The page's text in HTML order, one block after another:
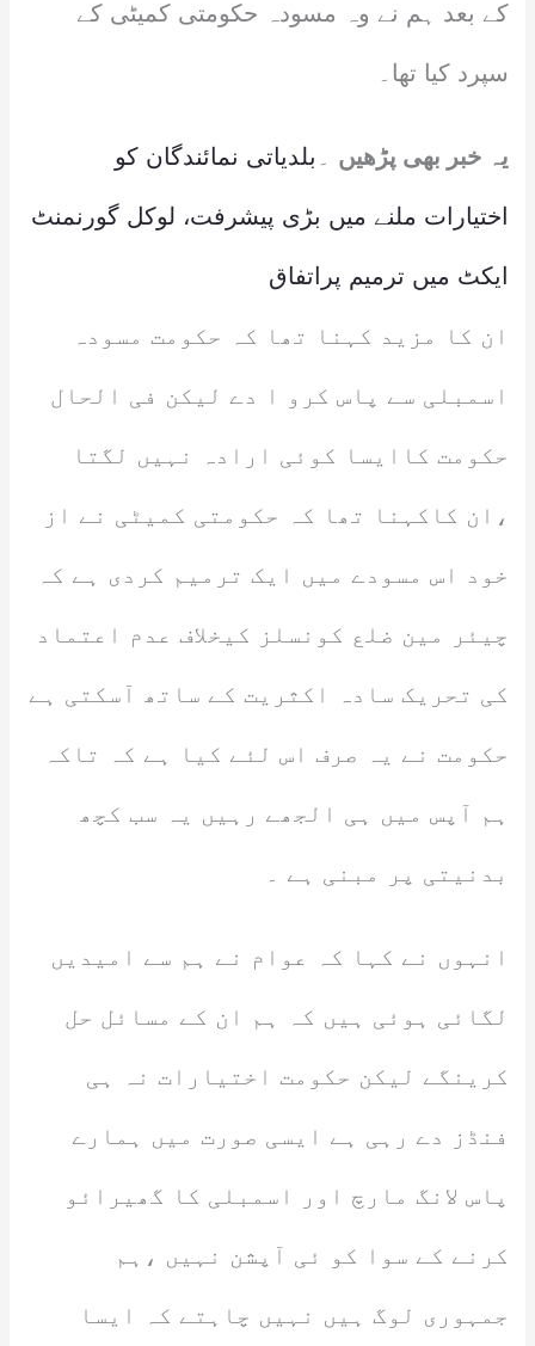
کے بعد ہم نے وہ مسودہ حکومتی کمیٹی کے
سپرد کیا تھا۔
یہ خبر بھی پڑھیں ۔ بلدیاتی نمائندگان کو
اختیارات ملنے میں بڑی پیشرفت، لوکل گورنمنٹ
ایکٹ میں ترمیم پراتفاق
ان کا مزید کہنا تھا کہ حکومت مسودہ
اسمبلی سے پاس کرو ا دے لیکن فی الحال
حکومت کاایسا کوئی ارادہ نہیں لگتا
،ان کاکہنا تھا کہ حکومتی کمیٹی نے از
خود اس مسودے میں ایک ترمیم کردی ہے کہ
چیئر مین ضلع کونسلز کیخلاف عدم اعتماد
کی تحریک سادہ اکثریت کے ساتھ آسکتی ہے
حکومت نے یہ صرف اس لئے کیا ہے کہ تاکہ
ہم آپس میں ہی الجھے رہیں یہ سب کچھ
بدنیتی پر مبنی ہے ۔
انہوں نے کہا کہ عوام نے ہم سے امیدیں
لگائی ہوئی ہیں کہ ہم ان کے مسائل حل
کرینگے لیکن حکومت اختیارات نہ ہی
فنڈز دے رہی ہے ایسی صورت میں ہمارے
پاس لانگ مارچ اور اسمبلی کا گھیرائو
کرنے کے سوا کو ئی آپشن نہیں ،ہم
جمہوری لوگ ہیں نہیں چاہتے کہ ایسا